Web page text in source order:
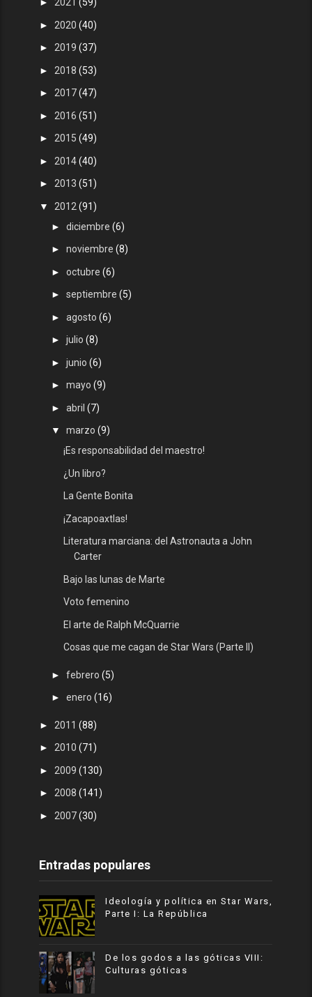
►2021(59)
► 2020(40)
►2019(37)
► 2018(53)
►2017(47)
► 2016(51)
►2015(49)
► 2014(40)
►2013(51)
▼ 2012(91)
►diciembre(6)
►noviembre(8)
►octubre(6)
►septiembre(5)
►agosto(6)
►julio(8)
►junio(6)
►mayo(9)
►abril(7)
▼marzo(9)
¡Es responsabilidad del maestro!
¿Un libro?
La Gente Bonita
¡Zacapoaxtlas!
Literatura marciana: del Astronauta a John
Carter
Bajo las lunas de Marte
Voto femenino
El arte de Ralph McQuarrie
Cosas que me cagan de Star Wars (Parte II)
►febrero(5)
►enero(16)
► 2011(88)
►2010(71)
► 2009(130)
►2008(141)
► 2007(30)
Entradas populares
Ideología y política en Star Wars,
Parte I: La República
De los godos a las góticas VIII:
Culturas góticas